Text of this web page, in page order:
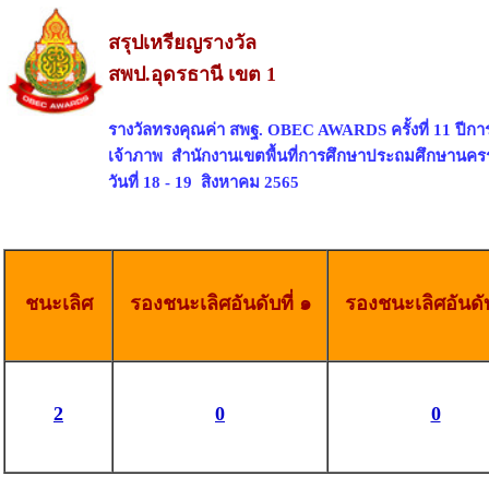
สรุปเหรียญรางวัล
สพป.อุดรธานี เขต 1
รางวัลทรงคุณค่า สพฐ. OBEC AWARDS ครั้งที่ 11 ปี
เจ้าภาพ สำนักงานเขตพื้นที่การศึกษาประถมศึกษานคร
วันที่ 18 - 19 สิงหาคม 2565
ชนะเลิศ รองชนะเลิศอันดับที่ ๑ รองชนะเลิศอัน
2 0 0